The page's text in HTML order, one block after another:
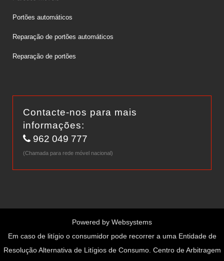
Portões automáticos
Reparação de portões automáticos
Reparação de portões
Contacte-nos para mais
informações:
962 049 777
(Chamada para rede móvel nacional)
Powered by Websystems
Em caso de litígio o consumidor pode recorrer a uma Entidade de
Resolução Alternativa de Litígios de Consumo. Centro de Arbitragem